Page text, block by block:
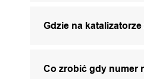
Gdzie na
Co zrobić gdy numer